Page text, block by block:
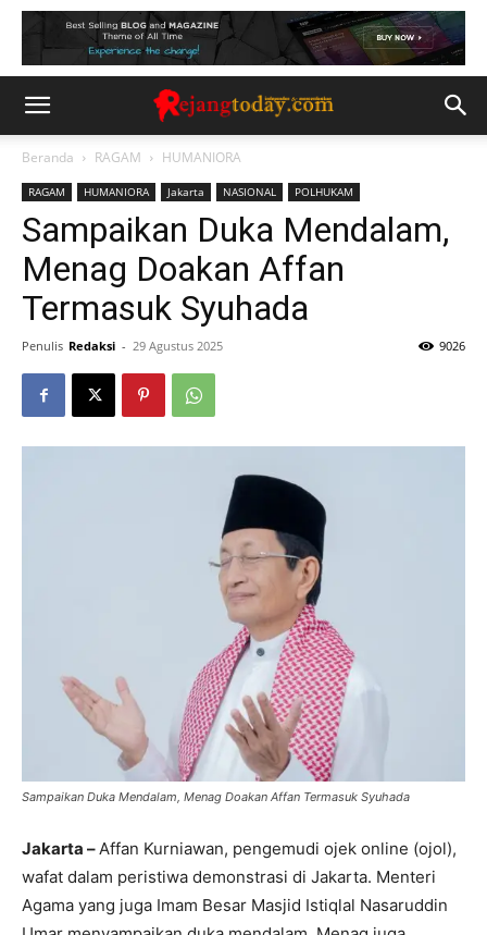
Beranda RAGAM HUMANIORA
RAGAM HUMANIORA Jakarta NASIONAL POLHUKAM
Sampaikan Duka Mendalam,
Menag Doakan Affan
Termasuk Syuhada
Penulis Redaksi - 29 Agustus 2025 9026
Sampaikan Duka Mendalam, Menag Doakan Affan Termasuk Syuhada
Jakarta – Affan Kurniawan, pengemudi ojek online (ojol),
wafat dalam peristiwa demonstrasi di Jakarta. Menteri
Agama yang juga Imam Besar Masjid Istiqlal Nasaruddin